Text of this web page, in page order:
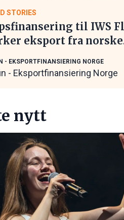
STORIES
til IWS
eksport fra norske
- EKSPORTFINANSIERING NORGE
- Eksportfinansiering Norge
nytt